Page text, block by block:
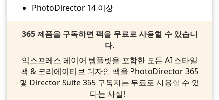
PhotoDirector 14 이상
365 제품을 구독하면 팩을 무료로 사용할 수 있습니
다.
익스프레스 레이어 템플릿을 포함한 모든 AI 스타일
팩 & 크리에이티브 디자인 팩을 PhotoDirector 365
및 Director Suite 365 구독자는 무료로 사용할 수 있
다는 사실!